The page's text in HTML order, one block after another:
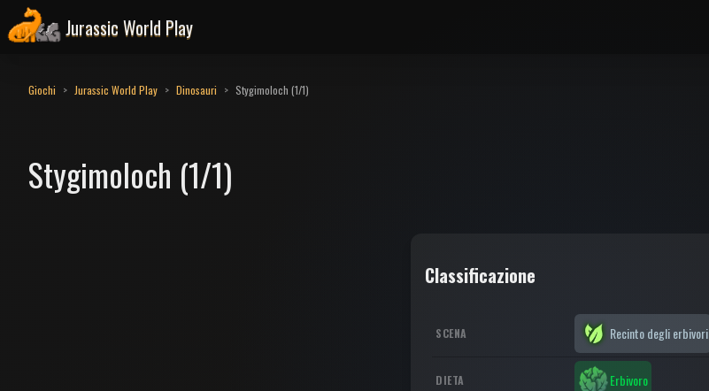
Jurassic World Play
Giochi Jurassic World Play Dinosauri Stygimoloch (1/1)
Stygimoloch (1/1)
Classificazione
SCENA Recinto degli erbivori
DIETA Erbivoro